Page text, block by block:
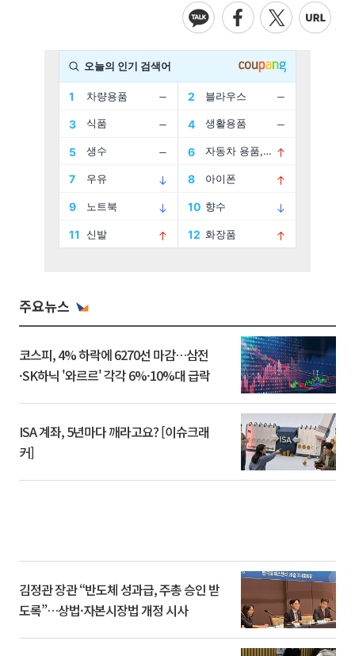
주요뉴스
코스피, 4% 하락에 6270선 마감…삼전
·SK하닉 '와르르' 각각 6%·10%대 급락
ISA 계좌, 5년마다 깨라고요? [이슈크래
커]
김정관 장관 “반도체 성과급, 주총 승인 받
도록”…상법·자본시장법 개정 시사